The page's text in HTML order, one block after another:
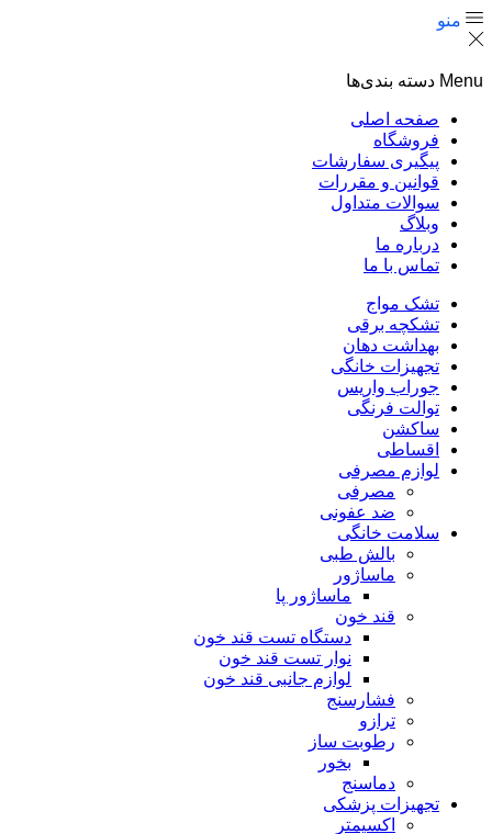
منو
Menu دسته بندی‌ها
صفحه اصلی
فروشگاه
پیگیری سفارشات
قوانین و مقررات
سوالات متداول
وبلاگ
درباره ما
تماس با ما
تشک مواج
تشکچه برقی
بهداشت دهان
تجهیزات خانگی
جوراب واریس
توالت فرنگی
ساکشن
اقساطی
لوازم مصرفی
مصرفی
ضد عفونی
سلامت خانگی
بالش طبی
ماساژور
ماساژور پا
قند خون
دستگاه تست قند خون
نوار تست قند خون
لوازم جانبی قند خون
فشارسنج
ترازو
رطوبت ساز
بخور
دماسنج
تجهیزات پزشکی
اکسیمتر